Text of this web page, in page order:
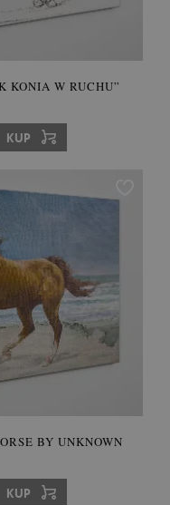
KONIA W RUCHU”
KUP
BY UNKNOWN
KUP